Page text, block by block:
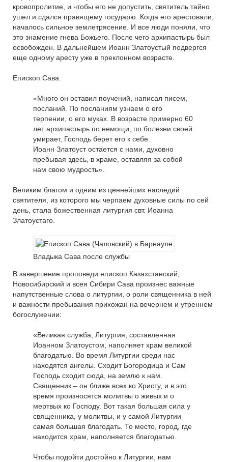
кровопролитие, и чтобы его не допустить, святитель тайно
ушел и сдался правящему государю. Когда его арестовали,
началось сильное землетрясение. И все люди поняли, что
это знамение гнева Божьего. После чего архипастырь был
освобожден. В дальнейшем Иоанн Златоустый подвергся
еще одному аресту уже в преклонном возрасте.
Епископ Сава:
«Много он оставил поучений, написал писем,
посланий. По посланиям узнаем о его
терпении, о его муках. В возрасте примерно 60
лет архипастырь по немощи, по болезни своей
умирает, Господь берет его к себе.
Иоанн Златоуст остается с нами, духовно
пребывая здесь, в храме, оставляя за собой
нам свою мудрость».
Великим благом и одним из ценнейших наследий
святителя, из которого мы черпаем духовные силы по сей
день, стала божественная литургия свт. Иоанна
Златоустаго.
Владыка Сава после службы
В завершение проповеди епископ Казахстанский,
Новосибирский и всея Сибири Сава произнес важные
напутственные слова о литургии, о роли священника в ней
и важности пребывания прихожан на вечернем и утреннем
богослужении:
«Великая служба, Литургия, составленная
Иоанном Златоустом, наполняет храм великой
благодатью. Во время Литургии среди нас
находятся ангелы. Сходит Богородица и Сам
Господь сходит сюда, на землю к нам.
Священник – он ближе всех ко Христу, и в это
время произносятся молитвы о живых и о
мертвых ко Господу. Вот такая большая сила у
священника, у молитвы, и у самой Литургии
самая большая благодать. То место, город, где
находится храм, наполняется благодатью.
Чтобы подойти достойно к Литургии, нам